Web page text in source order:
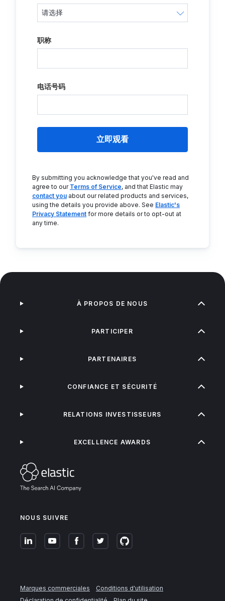
职称
电话号码
立即观看
By submitting you acknowledge that you've read and
agree to our Terms of Service, and that Elastic may
contact you about our related products and services,
using the details you provide above. See Elastic's
Privacy Statement for more details or to opt-out at
any time.
NOUS SUIVRE
À PROPOS DE NOUS
PARTICIPER
PARTENAIRES
CONFIANCE ET SÉCURITÉ
RELATIONS INVESTISSEURS
EXCELLENCE AWARDS
Marques commerciales
Conditions d'utilisation